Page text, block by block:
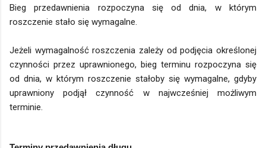
Bieg przedawnienia rozpoczyna się od dnia, w którym
roszczenie stało się wymagalne.
Jeżeli wymagalność roszczenia zależy od podjęcia określonej
czynności przez uprawnionego, bieg terminu rozpoczyna się
od dnia, w którym roszczenie stałoby się wymagalne, gdyby
uprawniony podjął czynność w najwcześniej możliwym
terminie.